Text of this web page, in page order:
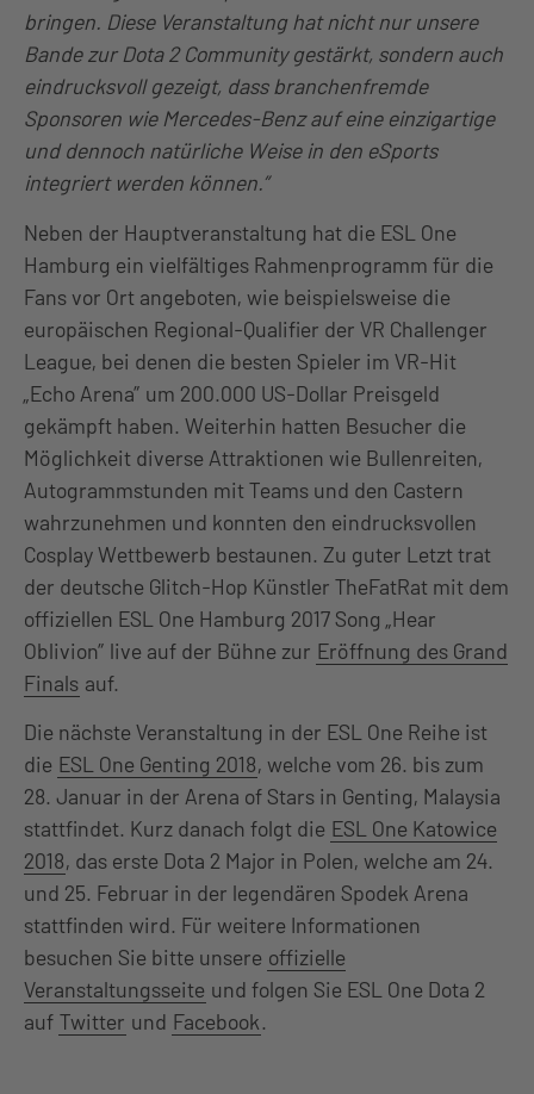
bringen. Diese Veranstaltung hat nicht nur unsere
Bande zur Dota 2 Community gestärkt, sondern auch
eindrucksvoll gezeigt, dass branchenfremde
Sponsoren wie Mercedes-Benz auf eine einzigartige
und dennoch natürliche Weise in den eSports
integriert werden können.”
Neben der Hauptveranstaltung hat die ESL One
Hamburg ein vielfältiges Rahmenprogramm für die
Fans vor Ort angeboten, wie beispielsweise die
europäischen Regional-Qualifier der VR Challenger
League, bei denen die besten Spieler im VR-Hit
„Echo Arena” um 200.000 US-Dollar Preisgeld
gekämpft haben. Weiterhin hatten Besucher die
Möglichkeit diverse Attraktionen wie Bullenreiten,
Autogrammstunden mit Teams und den Castern
wahrzunehmen und konnten den eindrucksvollen
Cosplay Wettbewerb bestaunen. Zu guter Letzt trat
der deutsche Glitch-Hop Künstler TheFatRat mit dem
offiziellen ESL One Hamburg 2017 Song „Hear
Oblivion” live auf der Bühne zur Eröffnung des Grand
Finals auf.
Die nächste Veranstaltung in der ESL One Reihe ist
die ESL One Genting 2018, welche vom 26. bis zum
28. Januar in der Arena of Stars in Genting, Malaysia
stattfindet. Kurz danach folgt die ESL One Katowice
2018, das erste Dota 2 Major in Polen, welche am 24.
und 25. Februar in der legendären Spodek Arena
stattfinden wird. Für weitere Informationen
besuchen Sie bitte unsere offizielle
Veranstaltungsseite und folgen Sie ESL One Dota 2
auf Twitter und Facebook.